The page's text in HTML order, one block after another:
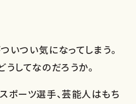
いつい気になってしまう。
してなのだろうか。
ポーツ選手、芸能人はもち